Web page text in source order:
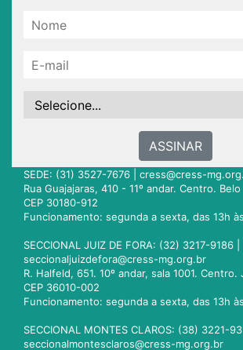
ASSINAR
SEDE: (31) 3527-7676 | cress@cress-
Rua Guajajaras, 410 - 11º andar. Centro.
CEP 30180-912
Funcionamento: segunda a sexta, das 13h
SECCIONAL JUIZ DE FORA: (32) 3217-9186 |
seccionaljuizdefora@cress-mg.org.br
R. Halfeld, 651. 10º andar, sala 1001.
CEP 36010-002
Funcionamento: segunda a sexta, das 13h
SECCIONAL MONTES CLAROS: (38) 3221-
seccionalmontesclaros@cress-mg.org.br